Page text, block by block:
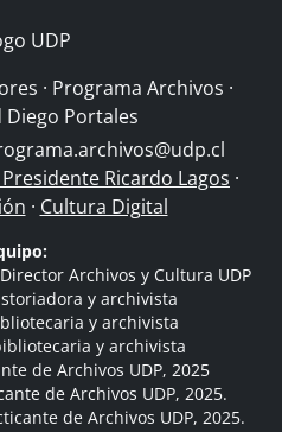
· Programa Archivos ·
Portales
Ricardo Lagos ·
· Cultura Digital
Archivos y Cultura UDP
y archivista
y archivista
y archivista
de Archivos UDP, 2025
de Archivos UDP, 2025.
de Archivos UDP, 2025.